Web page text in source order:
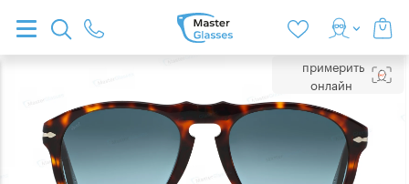
примерить
онлайн